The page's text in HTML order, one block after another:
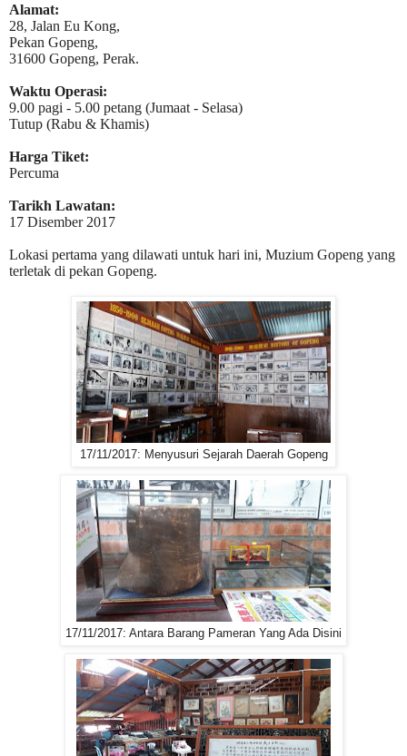
Alamat:
28, Jalan Eu Kong,
Pekan Gopeng,
31600 Gopeng, Perak.
Waktu Operasi:
9.00 pagi - 5.00 petang (Jumaat - Selasa)
Tutup (Rabu & Khamis)
Harga Tiket:
Percuma
Tarikh Lawatan:
17 Disember 2017
Lokasi pertama yang dilawati untuk hari ini, Muzium Gopeng yang
terletak di pekan Gopeng.
17/11/2017: Menyusuri Sejarah Daerah Gopeng
17/11/2017: Antara Barang Pameran Yang Ada Disini